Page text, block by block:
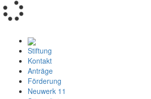
Stiftung
Kontakt
Anträge
Förderung
Neuwerk 11